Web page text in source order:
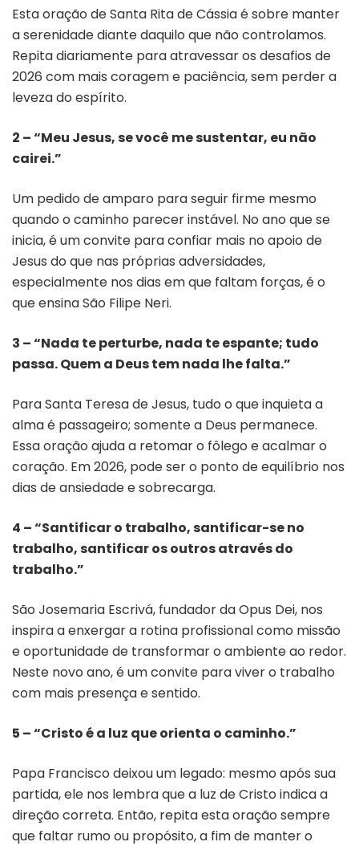
Esta oração de Santa Rita de Cássia é sobre manter
a serenidade diante daquilo que não controlamos.
Repita diariamente para atravessar os desafios de
2026 com mais coragem e paciência, sem perder a
leveza do espírito.
2 – “Meu Jesus, se você me sustentar, eu não
cairei.”
Um pedido de amparo para seguir firme mesmo
quando o caminho parecer instável. No ano que se
inicia, é um convite para confiar mais no apoio de
Jesus do que nas próprias adversidades,
especialmente nos dias em que faltam forças, é o
que ensina São Filipe Neri.
3 – “Nada te perturbe, nada te espante; tudo
passa. Quem a Deus tem nada lhe falta.”
Para Santa Teresa de Jesus, tudo o que inquieta a
alma é passageiro; somente a Deus permanece.
Essa oração ajuda a retomar o fôlego e acalmar o
coração. Em 2026, pode ser o ponto de equilíbrio nos
dias de ansiedade e sobrecarga.
4 – “Santificar o trabalho, santificar-se no
trabalho, santificar os outros através do
trabalho.”
São Josemaria Escrivá, fundador da Opus Dei, nos
inspira a enxergar a rotina profissional como missão
e oportunidade de transformar o ambiente ao redor.
Neste novo ano, é um convite para viver o trabalho
com mais presença e sentido.
5 – “Cristo é a luz que orienta o caminho.”
Papa Francisco deixou um legado: mesmo após sua
partida, ele nos lembra que a luz de Cristo indica a
direção correta. Então, repita esta oração sempre
que faltar rumo ou propósito, a fim de manter o